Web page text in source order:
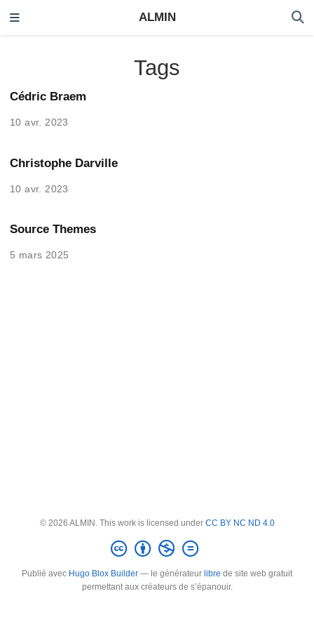
ALMIN
Tags
Cédric Braem
10 avr. 2023
Christophe Darville
10 avr. 2023
Source Themes
5 mars 2025
© 2026 ALMIN. This work is licensed under CC BY NC ND 4.0
Publié avec Hugo Blox Builder — le générateur libre de site web gratuit
permettant aux créateurs de s’épanouir.